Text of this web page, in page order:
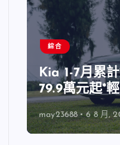
綜合
Kia 1-7月累
79.9萬元起*
may23688 6 8 月,